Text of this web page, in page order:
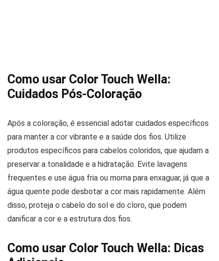
Como usar Color Touch Wella:
Cuidados Pós-Coloração
Após a coloração, é essencial adotar cuidados específicos
para manter a cor vibrante e a saúde dos fios. Utilize
produtos específicos para cabelos coloridos, que ajudam a
preservar a tonalidade e a hidratação. Evite lavagens
frequentes e use água fria ou morna para enxaguar, já que a
água quente pode desbotar a cor mais rapidamente. Além
disso, proteja o cabelo do sol e do cloro, que podem
danificar a cor e a estrutura dos fios.
Como usar Color Touch Wella: Dicas